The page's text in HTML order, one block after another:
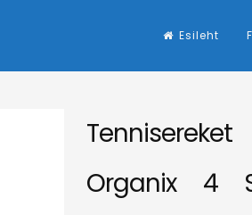
Esileht
Tennisereket
Organix 4